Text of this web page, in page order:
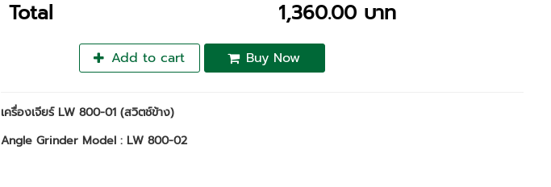
Total 1,360.00 บาท
Add to cart Buy Now
เครื่องเจียร์ LW 800-01 (สวิตช์ข้าง)
Angle Grinder Model : LW 800-02